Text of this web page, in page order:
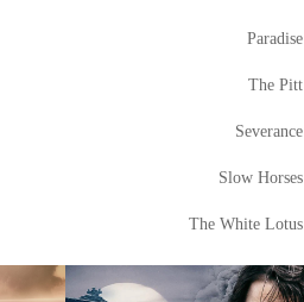
Paradise
The Pitt
Severance
Slow Horses
The White Lotus